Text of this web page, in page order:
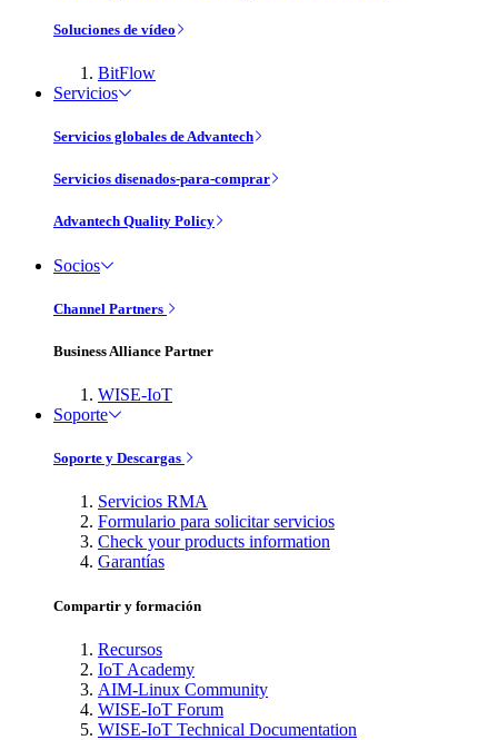
Soluciones de vídeo
BitFlow
Servicios
Servicios globales de Advantech
Servicios disenados-para-comprar
Advantech Quality Policy
Socios
Channel Partners
Business Alliance Partner
WISE-IoT
Soporte
Soporte y Descargas
Servicios RMA
Formulario para solicitar servicios
Check your products information
Garantías
Compartir y formación
Recursos
IoT Academy
AIM-Linux Community
WISE-IoT Forum
WISE-IoT Technical Documentation